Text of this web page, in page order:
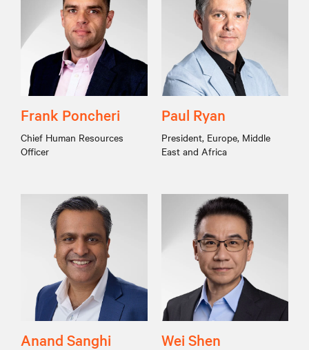
Frank Poncheri
Chief Human Resources
Officer
Paul Ryan
President, Europe, Middle
East and Africa
Anand Sanghi Wei Shen